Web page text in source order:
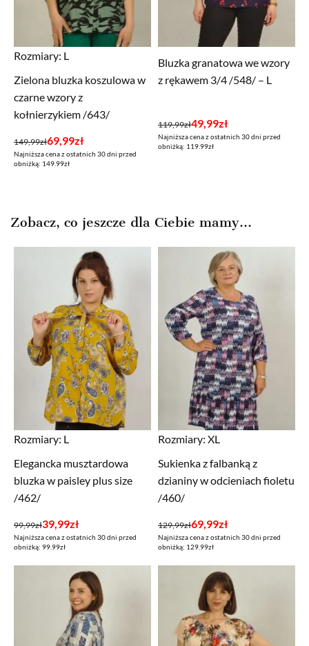
Rozmiary: L
Zielona bluzka koszulowa w
czarne wzory z
kołnierzykiem /643/
149,99zł
Pierwotna
cena
69,99zł
Aktualna
cena
Najniższa cena z ostatnich 30 dni przed
obniżką: 149.99zł
Bluzka granatowa we wzory
z rękawem 3/4 /548/ – L
119,99zł
Pierwotna
cena
49,99zł
Aktualna
cena
Najniższa cena z ostatnich 30 dni przed
obniżką: 119.99zł
Zobacz, co jeszcze dla Ciebie mamy...
Rozmiary: L
Elegancka musztardowa
bluzka w paisley plus size
/462/
99,99zł
Pierwotna
cena
39,99zł
Aktualna
cena
Najniższa cena z ostatnich 30 dni przed
obniżką: 99.99zł
Rozmiary: XL
Sukienka z falbanką z
dzianiny w odcieniach fioletu
/460/
129,99zł
Pierwotna
cena
69,99zł
Aktualna
cena
Najniższa cena z ostatnich 30 dni przed
obniżką: 129.99zł